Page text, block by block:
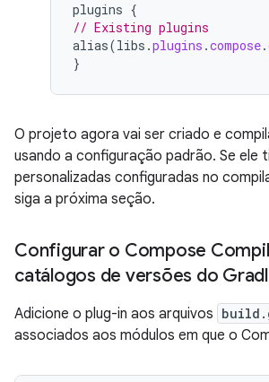
plugins {
// Existing plugins
alias(libs .plugins .compose.
}
O projeto agora vai ser criado e
usando a configuração padrão. Se ele
personalizadas configuradas no
siga a próxima seção.
Configurar o Compose
catálogos de versões do
Adicione o plug-in aos arquivos
associados aos módulos em que o